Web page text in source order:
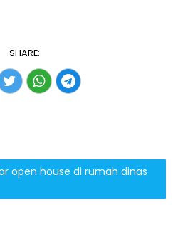
SHARE:
open house di rumah dinas